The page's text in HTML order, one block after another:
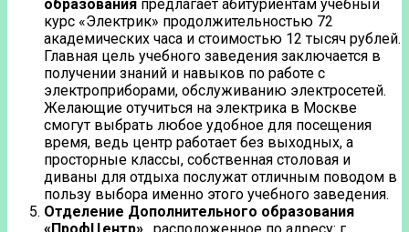
образования предлагает абитуриентам учебный
курс «Электрик» продолжительностью 72
академических часа и стоимостью 12 тысяч рублей.
Главная цель учебного заведения заключается в
получении знаний и навыков по работе с
электроприборами, обслуживанию электросетей.
Желающие отучиться на электрика в Москве
смогут выбрать любое удобное для посещения
время, ведь центр работает без выходных, а
просторные классы, собственная столовая и
диваны для отдыха послужат отличным поводом в
пользу выбора именно этого учебного заведения.
Отделение Дополнительного образования